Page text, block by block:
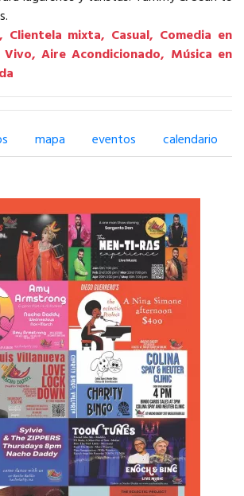
Clientela mixta, Casual, Comedia en
Aire Acondicionado, Música en
mapa eventos calendario